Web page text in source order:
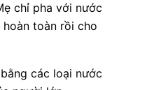
chỉ pha với nước
toàn rồi cho
bằng các loại nước